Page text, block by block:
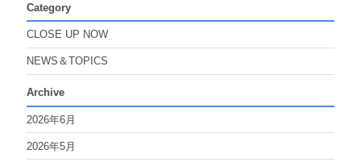
Category
CLOSE UP NOW
NEWS＆TOPICS
Archive
2026年6月
2026年5月